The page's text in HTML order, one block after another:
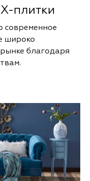
плитки
современное
широко
благодаря